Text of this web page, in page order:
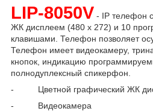
LIP-8050V - IP телефон
ЖК дисплеем (480 x 272) и 10
клавишами. Телефон позволяет
Телефон имеет видеокамеру,
кнопок, индикацию
полнодуплексный спикерфон.
-
Цветной графический ЖК
-
Видеокамера